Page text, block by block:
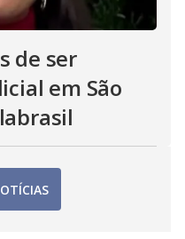
de ser
em São